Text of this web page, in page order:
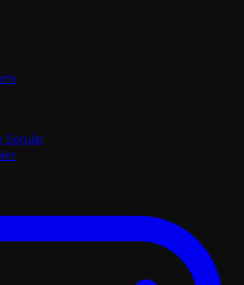
Sorular